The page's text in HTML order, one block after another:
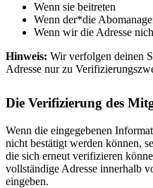
Wenn sie beitreten
Wenn der*die
Wenn wir die Adresse
Hinweis: Wir verfolgen deinen
Adresse nur zu
Die Verifizierung des
Wenn die eingegebenen
nicht bestätigt werden können,
die sich erneut verifizieren
vollständige Adresse innerhalb
eingeben.